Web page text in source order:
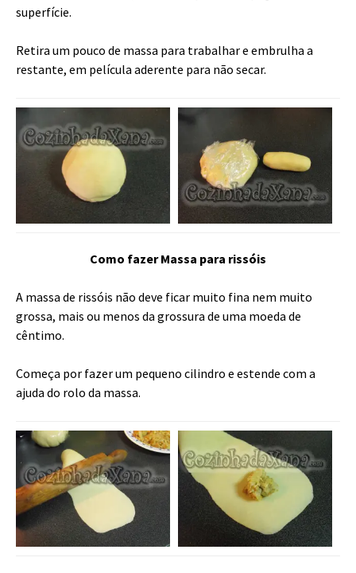
superfície.
Retira um pouco de massa para trabalhar e embrulha a
restante, em película aderente para não secar.
Como fazer Massa para rissóis
A massa de rissóis não deve ficar muito fina nem muito
grossa, mais ou menos da grossura de uma moeda de
cêntimo.
Começa por fazer um pequeno cilindro e estende com a
ajuda do rolo da massa.